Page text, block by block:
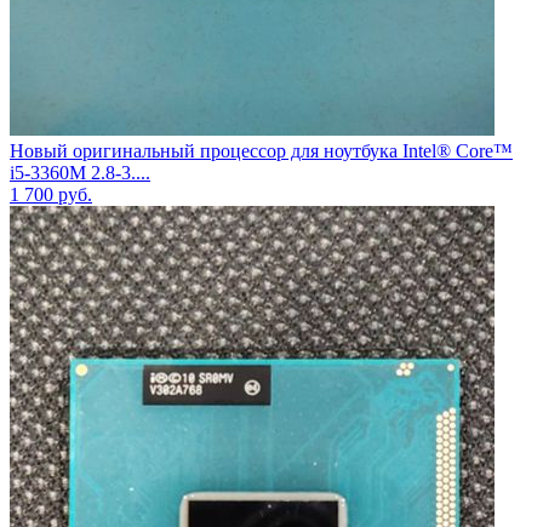
Новый оригинальный процессор для ноутбука Intel® Core™
i5-3360M 2.8-3....
1 700 руб.